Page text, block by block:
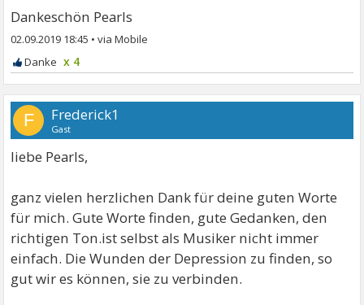
Lebenskraft ist auf einmal verbraucht, ich habe
Du und diese Depression kann jeden Menschen
treffen, es gibt kein Ansehen der Person. Es
widerfährt jungen wie alten Menschen, egal was für
einen sozialen oder finanziellen Status ich habe, oder
nicht.
Wichtig meine ich, ist das Akzeptieren meiner
Depression. Das ich immer wieder ein JA zu meinem
Leben, meiner Depression, meinem anders sein finde.
Für mich als Mann fand ich es besonders schwer, JA
ich brauche diese Antidepris,
Dankeschön Pearls
02.09.2019 18:45 •
x 4
F Frederick1
Gast
liebe Pearls,
ganz vielen herzlichen Dank für deine guten Worte
für mich. Gute Worte finden, gute Gedanken, den
richtigen Ton.ist selbst als Musiker nicht immer
einfach. Die Wunden der Depression zu finden, so
gut wir es können, sie zu verbinden.